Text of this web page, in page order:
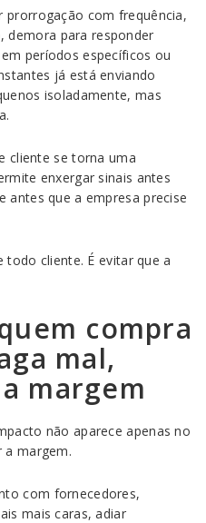
prorrogação com frequência,
demora para responder
períodos específicos ou
já está enviando
isoladamente, mas
cliente se torna uma
enxergar sinais antes
antes que a empresa precise
cliente. É evitar que a
compra
mal,
margem
não aparece apenas no
a margem.
com fornecedores,
mais caras, adiar